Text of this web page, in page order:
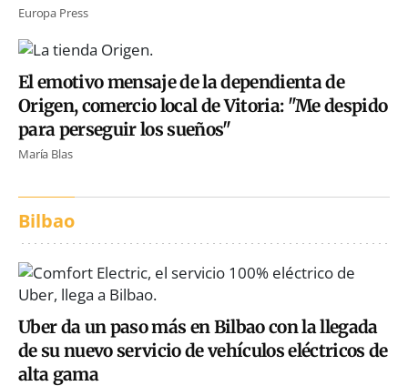
Europa Press
El emotivo mensaje de la dependienta de
Origen, comercio local de Vitoria: "Me despido
para perseguir los sueños"
María Blas
Bilbao
Uber da un paso más en Bilbao con la llegada
de su nuevo servicio de vehículos eléctricos de
alta gama